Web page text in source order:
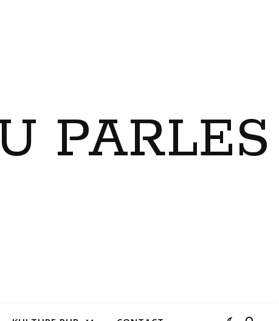
PARLES